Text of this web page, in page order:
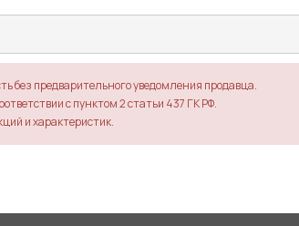
без предварительного уведомления продавца.
с пунктом 2 статьи 437 ГК РФ.
и характеристик.